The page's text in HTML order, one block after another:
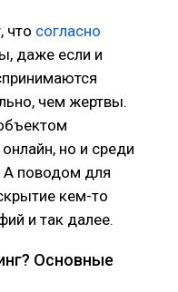
что согласно
даже если и
чем жертвы.
но и среди
А поводом для
кем-то
и так далее.
Основные